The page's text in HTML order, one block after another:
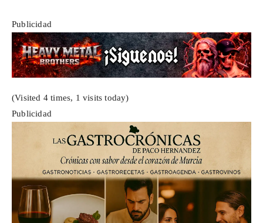
Publicidad
(Visited 4 times, 1 visits today)
Publicidad